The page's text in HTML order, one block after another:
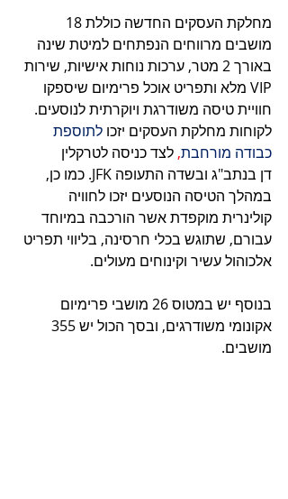
מושבים מרווחים הנפתחים למיטת שינה
באורך 2 מטר, ערכות נוחות אישיות, שירות
VIP מלא ותפריט אוכל פרימיום שיספקו
חוויית טיסה משודרגת ויוקרתית לנוסעים.
לקוחות מחלקת העסקים יזכו לתוספת
כבודה מורחבת, לצד כניסה לטרקלין
דן בנתב"ג ובשדה התעופה JFK. כמו כן,
במהלך הטיסה הנוסעים יזכו לחוויה
קולינרית מוקפדת אשר הורכבה במיוחד
עבורם, שתוגש בכלי חרסינה, בליווי תפריט
אלכוהול עשיר וקינוחים מעולים.
בנוסף יש במטוס 26 מושבי פרימיום
מושבים.